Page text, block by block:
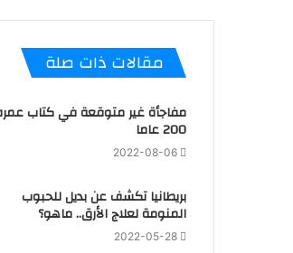
مقالات ذات صلة
مفاجأة غير متوقعة في كتاب
200 عاما
2022-08-06
بريطانيا تكشف عن بديل للحبوب
المنومة لعلاج الأرق.. ماهو؟
2022-05-28